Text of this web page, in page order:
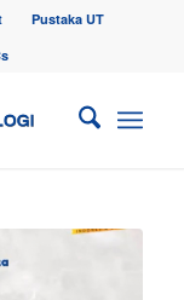
Pustaka UT